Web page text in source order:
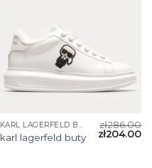
KARL LAGERFELD BUTY
karl lagerfeld buty
zł286.00
zł204.00